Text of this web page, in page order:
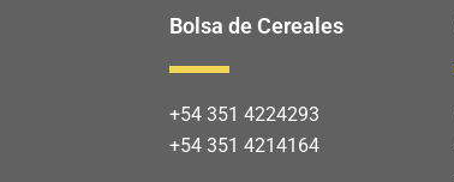
Bolsa de Cereales
+54 351 4224293
+54 351 4214164